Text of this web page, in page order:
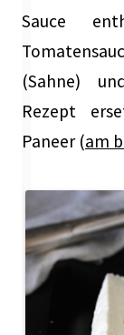
Sauce
(Sahne)
Rezept
Paneer (am